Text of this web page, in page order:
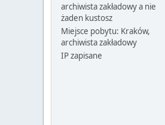
archiwista zakładowy a nie
żaden kustosz
Miejsce pobytu: Kraków,
archiwista zakładowy
IP zapisane